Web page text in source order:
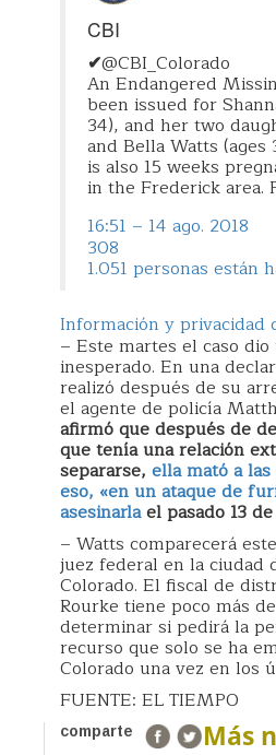
CBI
✔@CBI_Colorado
An Endangered
been issued for
34), and her two
and Bella Watts (ages
is also 15 weeks
in the Frederick area.
16:51 – 14 ago. 2018
308
1.051 personas están
Información y privacidad
– Este martes el caso
inesperado. En una
realizó después de su
el agente de policía
afirmó que después de
que tenía una relación
separarse, ella mató a
eso, «en un ataque de
asesinarlael pasado 13
– Watts comparecerá
juez federal en la ciudad
Colorado. El fiscal de
Rourke tiene poco más
determinar si pedirá la
recurso que solo se ha
Colorado una vez en los
FUENTE: EL TIEMPO
comparte Más